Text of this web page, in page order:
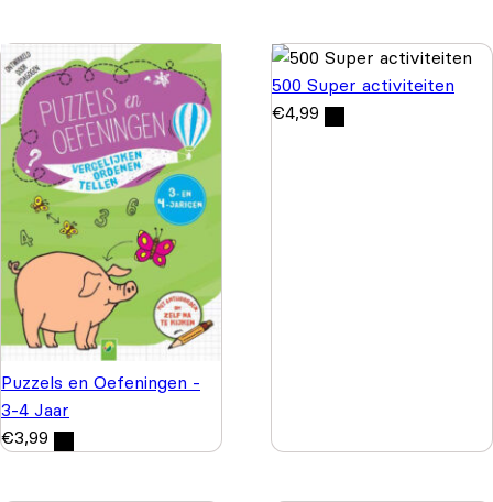
Puzzels en Oefeningen -
3-4 Jaar
€3,99
500 Super activiteiten
€4,99